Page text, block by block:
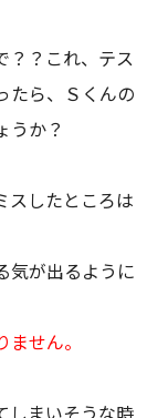
？？これ、テス
たら、Ｓくんの
うか？
スしたところは
気が出るように
せん。
しまいそうな時